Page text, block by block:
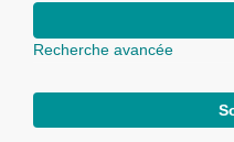
Recherche avancée